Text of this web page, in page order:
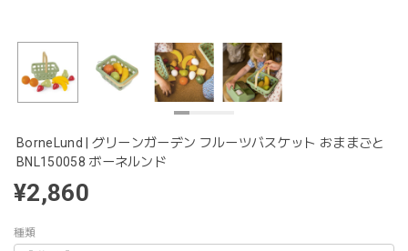
BorneLund | グリーンガーデン フルーツバスケット おままごと
BNL150058 ボーネルンド
¥2,860
種類